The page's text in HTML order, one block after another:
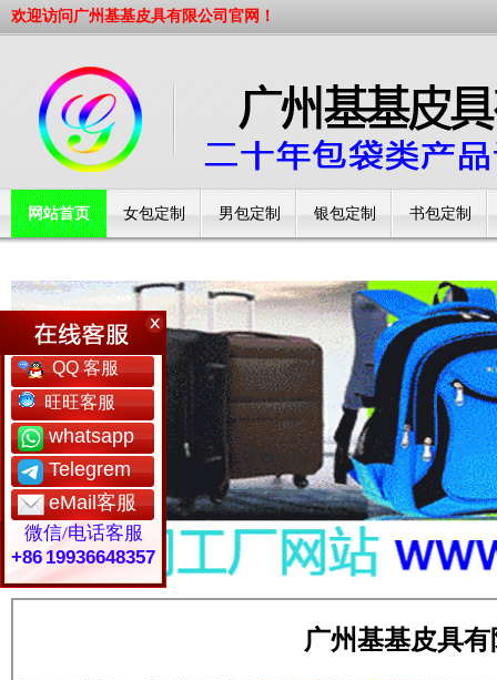
欢迎访问广州基基皮具有限公司官网！
网站首页 女包定制 男包定制 银包定制 书包定制
QQ 客服
旺旺客服
whatsapp
Telegrem
eMail客服
微信/电话客服
+86 19936648357